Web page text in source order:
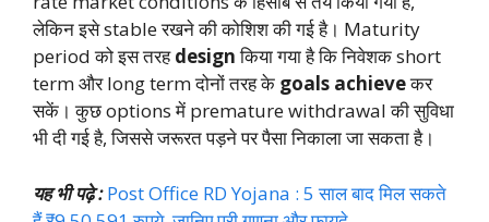
लेकिन इसे stable रखने की कोशिश की गई है। Maturity
period को इस तरहdesignकिया गया है कि निवेशक short
term और long term दोनों तरह के goals achieveकर
सकें। कुछ options में premature withdrawal की सुविधा
भी दी गई है, जिससे जरूरत पड़ने पर पैसा निकाला जा सकता है।
यह भी पढ़े : Post Office RD Yojana : 5 साल बाद मिल सकते